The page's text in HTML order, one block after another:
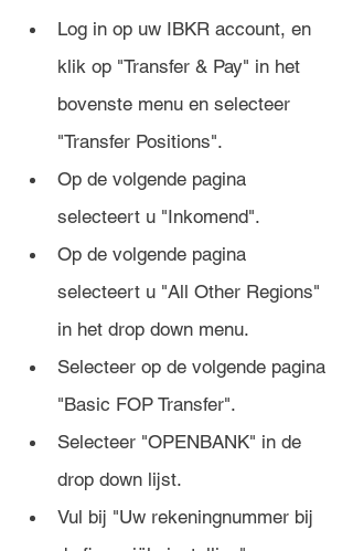
Log in op uw IBKR account, en
klik op "Transfer & Pay" in het
bovenste menu en selecteer
"Transfer Positions".
Op de volgende pagina
selecteert u "Inkomend".
Op de volgende pagina
selecteert u "All Other Regions"
in het drop down menu.
Selecteer op de volgende pagina
"Basic FOP Transfer".
Selecteer "OPENBANK" in de
drop down lijst.
Vul bij "Uw rekeningnummer bij